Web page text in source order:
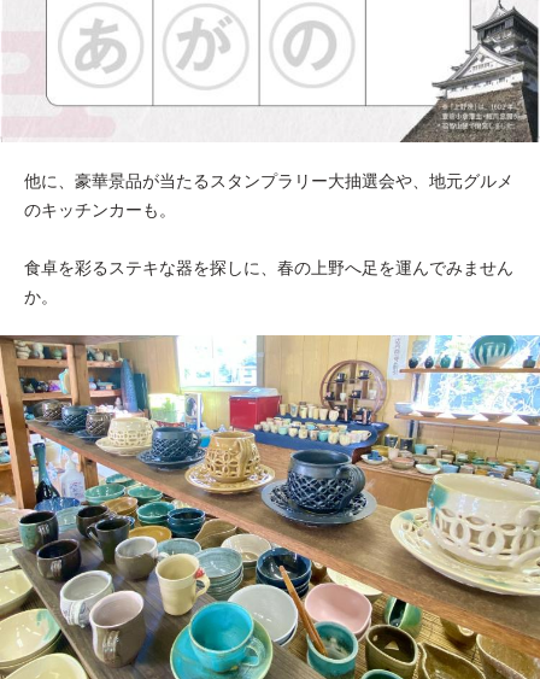
他に、豪華景品が当たるスタンプラリー大抽選会や、地元グルメ
のキッチンカーも。
食卓を彩るステキな器を探しに、春の上野へ足を運んでみません
か。